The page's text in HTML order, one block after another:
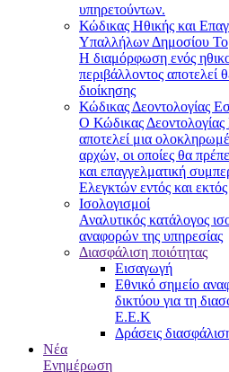
υπηρετούντων.
Κώδικας Ηθικής και
Υπαλλήλων Δημοσίου
Η διαμόρφωση ενός
περιβάλλοντος αποτελεί
διοίκησης
Κώδικας Δεοντολογίας
Ο Κώδικας
αποτελεί μια
αρχών, οι οποίες θα
και επαγγελματική
Ελεγκτών εντός και
Ισολογισμοί
Αναλυτικός κατάλογος
αναφορών της υπηρεσίας
Διασφάλιση ποιότητας
Εισαγωγή
Εθνικό σημείο
δικτύου για τη
Ε.Ε.Κ
Δράσεις
Νέα
Ενημέρωση